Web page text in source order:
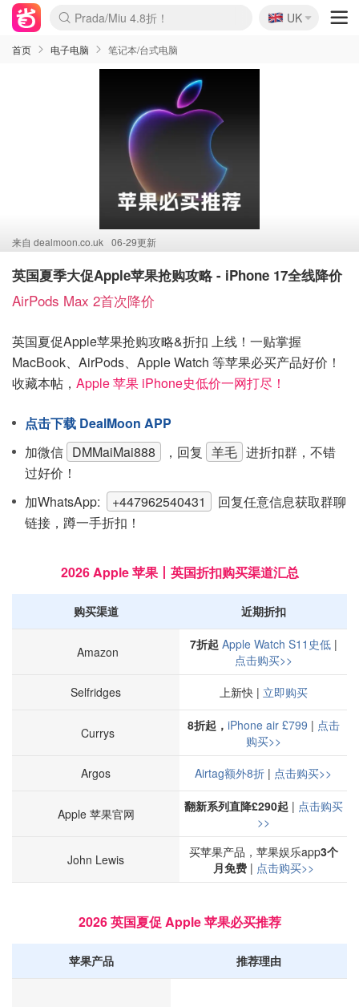
麦卢卡蜂蜜夏促！个位数！
Prada/Miu 4.8折！
啥？必胜客披萨5折！
🇬🇧
UK
首页 电子电脑 笔记本/台式电脑
来自 dealmoon.co.uk 06-29更新
英国夏季大促Apple苹果抢购攻略 - iPhone 17全线降价
AirPods Max 2首次降价
英国夏促Apple苹果抢购攻略&折扣 上线！一贴掌握
MacBook、AirPods、Apple Watch 等苹果必买产品好价！
收藏本帖， Apple 苹果 iPhone史低价一网打尽！
点击下载 DealMoon APP
加微信 DMMaiMai888 ，回复 羊毛 进折扣群，不错
过好价！
加WhatsApp:
+447962540431
回复任意信息获取群聊
链接，蹲一手折扣！
2026 Apple 苹果丨英国折扣购买渠道汇总
购买渠道 近期折扣
Amazon 7折起 Apple Watch S11史低|
点击购买>>
Selfridges
上新快 | 立即购买
Currys 8折起， iPhone air £799 | 点击
购买>>
Argos
Airtag额外8折 | 点击购买>>
Apple 苹果官网 翻新系列直降£290起 | 点击购买
>>
John Lewis 买苹果产品，苹果娱乐app3个
月免费| 点击购买>>
2026 英国夏促 Apple 苹果必买推荐
苹果产品 推荐理由